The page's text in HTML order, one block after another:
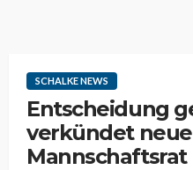
SCHALKE NEWS
Entscheidung
verkündet
Mannschaftsrat